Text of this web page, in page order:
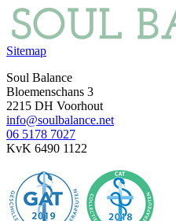
Sitemap
Soul Balance
Bloemenschans 3
2215 DH Voorhout
info@soulbalance.net
06 5178 7027
KvK 6490 1122